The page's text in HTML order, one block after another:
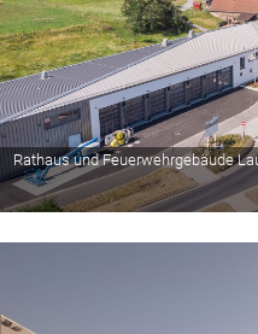
Rathaus und Feuerwehrgebäude